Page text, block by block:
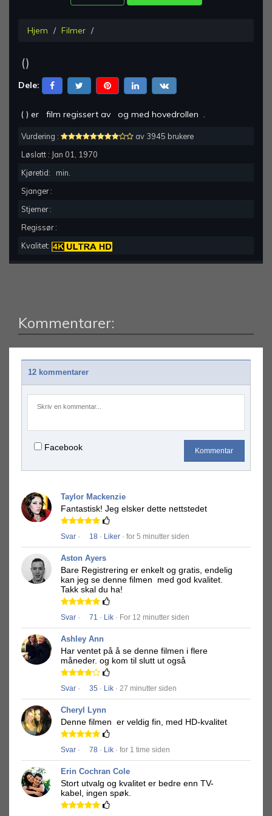
Hjem Filmer
()
Dele:
( ) er film regissert av og med hovedrollen .
Vurdering :
av 3945 brukere
Løslatt : Jan 01, 1970
Kjøretid:
min.
Sjanger :
Stjerner :
Regissør :
Kvalitet:
Kommentarer:
12 kommentarer
Facebook Kommentar
Taylor Mackenzie
Fantastisk! Jeg elsker dette nettstedet
Svar · 18 · Liker · for 5 minutter siden
Aston Ayers
Bare Registrering er enkelt og gratis, endelig
kan jeg se denne filmen
med god kvalitet.
Takk skal du ha!
Svar · 71 · Lik · For 12 minutter siden
Ashley Ann
Har ventet på å se denne filmen i flere
måneder. og kom til slutt ut også
Svar · 35 · Lik · 27 minutter siden
Cheryl Lynn
Denne filmen er veldig fin, med HD-kvalitet
Svar · 78 · Lik · for 1 time siden
Erin Cochran Cole
Stort utvalg og kvalitet er bedre enn TV-
kabel, ingen spøk.